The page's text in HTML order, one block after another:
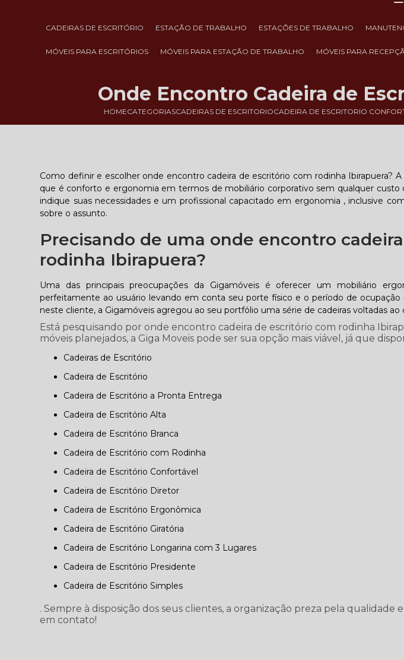
CADEIRAS DE ESCRITÓRIO ESTAÇÃO DE TRABALHO ESTAÇÕES DE TRABALHO
MÓVEIS PARA ESCRITÓRIOS MÓVEIS PARA ESTAÇÃO DE TRABALHO MÓVEIS PARA
HOMECATEGORIASCADEIRAS DE ESCRITORIOCADEIRA DE ESCRITORIO
Onde Encontro Cadeira de
Como definir e escolher onde encontro cadeira de escritório com rodinha Ibirapuera?
que é conforto e ergonomia em termos de mobiliário corporativo sem qualquer
indique suas necessidades e um profissional capacitado em ergonomia , inclusive
sobre o assunto.
Precisando de uma onde encontro
rodinha Ibirapuera?
Uma das principais preocupações da Gigamóveis é oferecer um mobiliário
perfeitamente ao usuário levando em conta seu porte físico e o período de ocupação
neste cliente, a Gigamóveis agregou ao seu portfólio uma série de cadeiras voltadas
Está pesquisando por onde encontro cadeira de escritório com rodinha
móveis planejados, a Giga Moveis pode ser sua opção mais viável, já que
Cadeiras de Escritório
Cadeira de Escritório
Cadeira de Escritório a Pronta Entrega
Cadeira de Escritório Alta
Cadeira de Escritório Branca
Cadeira de Escritório com Rodinha
Cadeira de Escritório Confortável
Cadeira de Escritório Diretor
Cadeira de Escritório Ergonômica
Cadeira de Escritório Giratória
Cadeira de Escritório Longarina com 3 Lugares
Cadeira de Escritório Presidente
Cadeira de Escritório Simples
. Sempre à disposição dos seus clientes, a organização preza pela qualidade
em contato!